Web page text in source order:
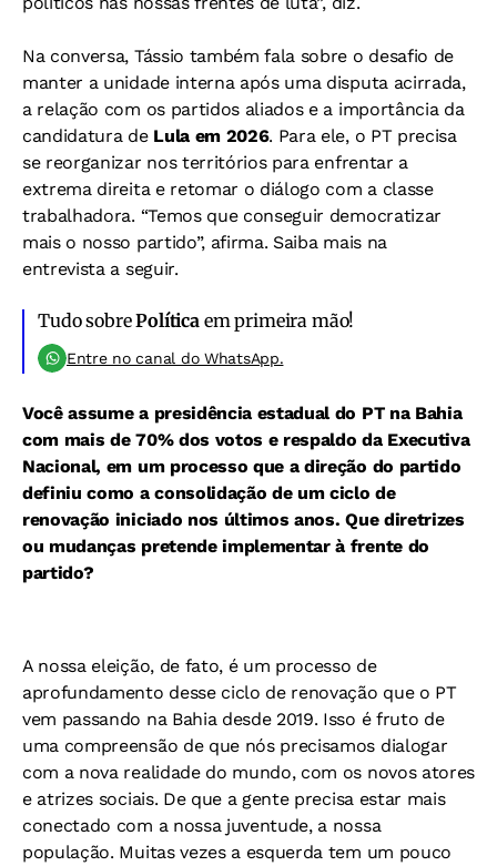
Na conversa, Tássio também fala sobre o desafio de
manter a unidade interna após uma disputa acirrada,
a relação com os partidos aliados e a importância da
candidatura de Lula em 2026. Para ele, o PT precisa
se reorganizar nos territórios para enfrentar a
extrema direita e retomar o diálogo com a classe
trabalhadora. “Temos que conseguir democratizar
mais o nosso partido”, afirma. Saiba mais na
entrevista a seguir.
Tudo sobrePolíticaem primeira mão!
Entre no canal do WhatsApp.
Você assume a presidência estadual do PT na Bahia
com mais de 70% dos votos e respaldo da Executiva
Nacional, em um processo que a direção do partido
definiu como a consolidação de um ciclo de
renovação iniciado nos últimos anos. Que diretrizes
ou mudanças pretende implementar à frente do
partido?
A nossa eleição, de fato, é um processo de
aprofundamento desse ciclo de renovação que o PT
vem passando na Bahia desde 2019. Isso é fruto de
uma compreensão de que nós precisamos dialogar
com a nova realidade do mundo, com os novos atores
e atrizes sociais. De que a gente precisa estar mais
conectado com a nossa juventude, a nossa
população. Muitas vezes a esquerda tem um pouco